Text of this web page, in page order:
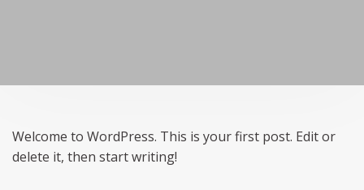
Welcome to WordPress. This is your first post. Edit or
delete it, then start writing!